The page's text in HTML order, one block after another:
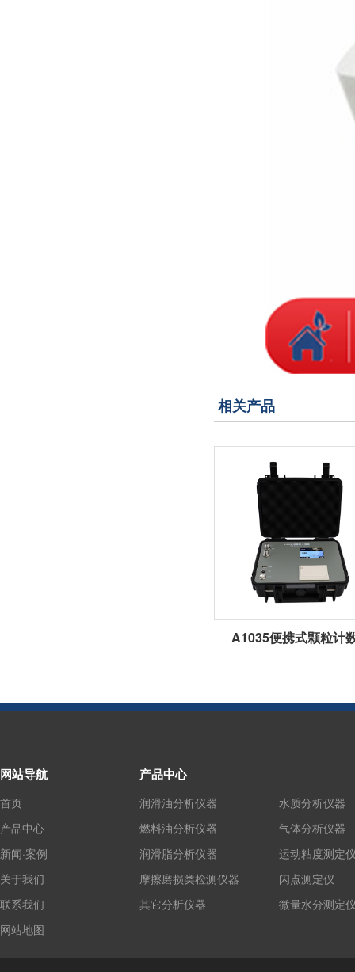
相关产品
A1035便携式颗粒计
网站导航
首页
产品中心
新闻·案例
关于我们
联系我们
网站地图
产品中心
润滑油分析仪器
燃料油分析仪器
润滑脂分析仪器
摩擦磨损类检测仪器
其它分析仪器
水质分析仪器
气体分析仪器
运动粘度测定
闪点测定仪
微量水分测定